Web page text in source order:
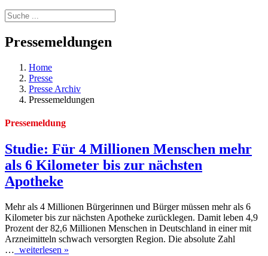
Pressemeldungen
Home
Presse
Presse Archiv
Pressemeldungen
Pressemeldung
Studie: Für 4 Millionen Menschen mehr
als 6 Kilometer bis zur nächsten
Apotheke
Mehr als 4 Millionen Bürgerinnen und Bürger müssen mehr als 6
Kilometer bis zur nächsten Apotheke zurücklegen. Damit leben 4,9
Prozent der 82,6 Millionen Menschen in Deutschland in einer mit
Arzneimitteln schwach versorgten Region. Die absolute Zahl
… weiterlesen »